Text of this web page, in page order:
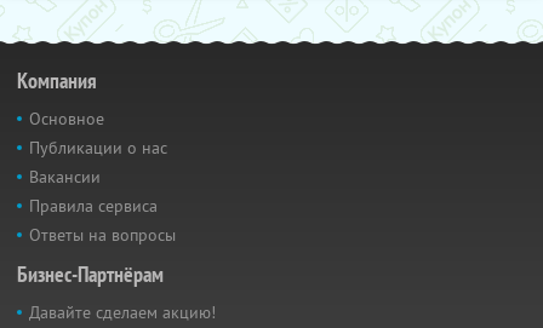
Компания
Основное
Публикации о нас
Вакансии
Правила сервиса
Ответы на вопросы
Бизнес-Партнёрам
Давайте сделаем акцию!